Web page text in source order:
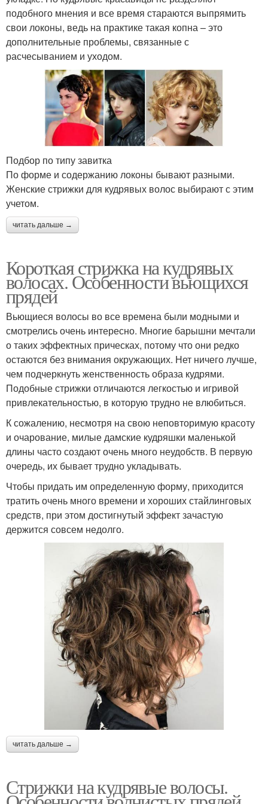
подобного мнения и все время стараются выпрямить
свои локоны, ведь на практике такая копна – это
дополнительные проблемы, связанные с
расчесыванием и уходом.
Подбор по типу завитка
По форме и содержанию локоны бывают разными.
Женские стрижки для кудрявых волос выбирают с этим
учетом.
читать дальше →
Короткая стрижка на кудрявых
волосах. Особенности вьющихся
прядей
Вьющиеся волосы во все времена были модными и
смотрелись очень интересно. Многие барышни мечтали
о таких эффектных прическах, потому что они редко
остаются без внимания окружающих. Нет ничего лучше,
чем подчеркнуть женственность образа кудрями.
Подобные стрижки отличаются легкостью и игривой
привлекательностью, в которую трудно не влюбиться.
К сожалению, несмотря на свою неповторимую красоту
и очарование, милые дамские кудряшки маленькой
длины часто создают очень много неудобств. В первую
очередь, их бывает трудно укладывать.
Чтобы придать им определенную форму, приходится
тратить очень много времени и хороших стайлинговых
средств, при этом достигнутый эффект зачастую
держится совсем недолго.
читать дальше →
Стрижки на кудрявые волосы.